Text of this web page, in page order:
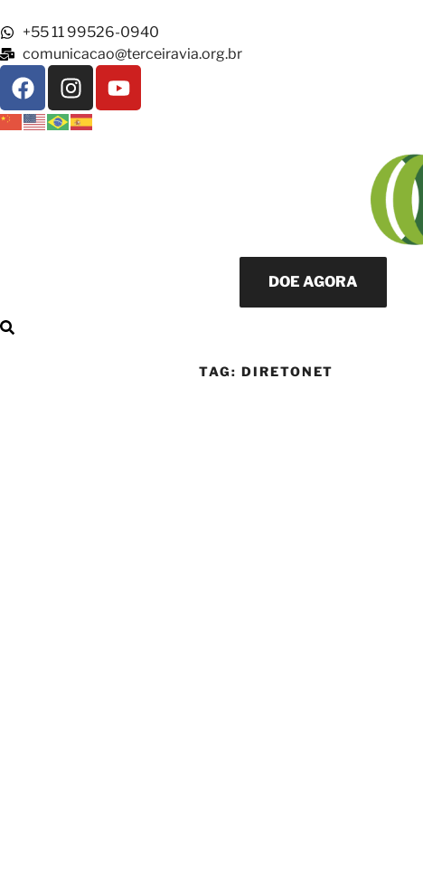
+55 11 99526-0940
comunicacao@terceiravia.org.br
DOE AGORA
TAG: DIRETONET